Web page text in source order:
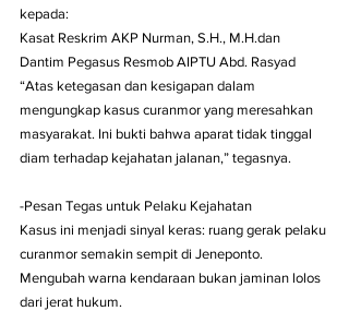
kepada:
Kasat Reskrim AKP Nurman, S.H., M.H.dan
Dantim Pegasus Resmob AIPTU Abd. Rasyad
“Atas ketegasan dan kesigapan dalam
mengungkap kasus curanmor yang meresahkan
masyarakat. Ini bukti bahwa aparat tidak tinggal
diam terhadap kejahatan jalanan,” tegasnya.
-Pesan Tegas untuk Pelaku Kejahatan
Kasus ini menjadi sinyal keras: ruang gerak pelaku
curanmor semakin sempit di Jeneponto.
Mengubah warna kendaraan bukan jaminan lolos
dari jerat hukum.